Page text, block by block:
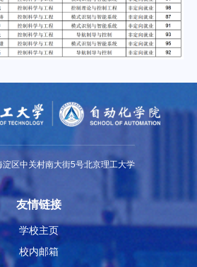
淀区中关村南大街5号北京理工大学
友情链接
学校主页
校内邮箱